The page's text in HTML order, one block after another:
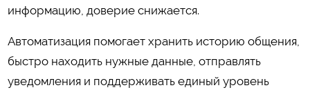
информацию, доверие снижается.
Автоматизация помогает хранить историю общения,
быстро находить нужные данные, отправлять
уведомления и поддерживать единый уровень